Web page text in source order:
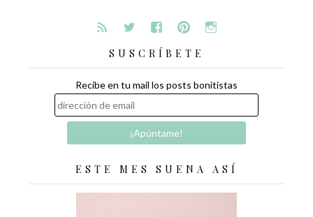
SUSCRÍBETE
Recibe en tu mail los posts bonitistas
ESTE MES SUENA ASÍ